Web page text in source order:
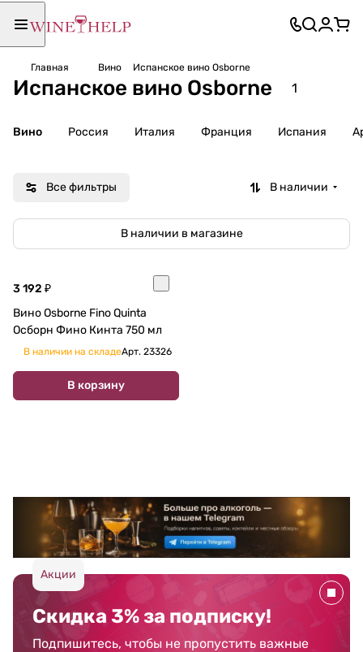
Главная Вино Испанское вино Osborne
Испанское вино Osborne 1
Вино Россия Италия Франция Испания
Все фильтры В наличии
В наличии в магазине
3 192 ₽
Вино Osborne Fino Quinta
Осборн Фино Кинта 750 мл
В наличии на складеАрт. 23326
В корзину
Акции
Скидка 3% за подписку!
Подпишитесь, чтобы не пропустить важные